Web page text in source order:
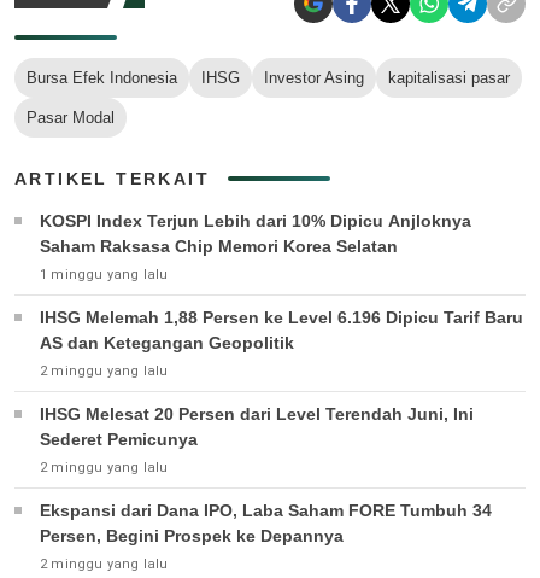
Bursa Efek Indonesia IHSG Investor Asing kapitalisasi pasar
Pasar Modal
ARTIKEL TERKAIT
KOSPI Index Terjun Lebih dari 10% Dipicu Anjloknya
Saham Raksasa Chip Memori Korea Selatan
1 minggu yang lalu
IHSG Melemah 1,88 Persen ke Level 6.196 Dipicu Tarif Baru
AS dan Ketegangan Geopolitik
2 minggu yang lalu
IHSG Melesat 20 Persen dari Level Terendah Juni, Ini
Sederet Pemicunya
2 minggu yang lalu
Ekspansi dari Dana IPO, Laba Saham FORE Tumbuh 34
Persen, Begini Prospek ke Depannya
2 minggu yang lalu